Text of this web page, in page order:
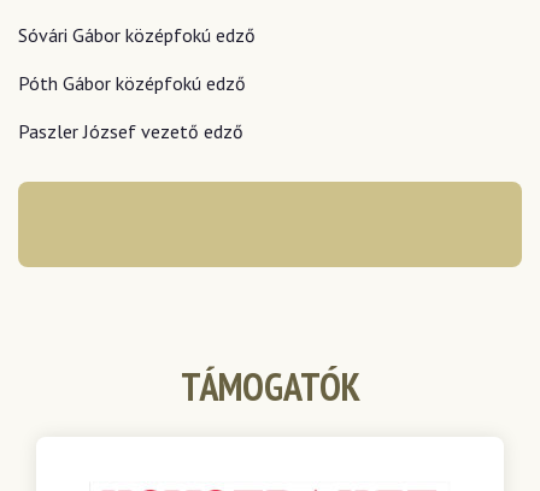
Sóvári Gábor középfokú edző
Póth Gábor középfokú edző
Paszler József vezető edző
TÁMOGATÓK